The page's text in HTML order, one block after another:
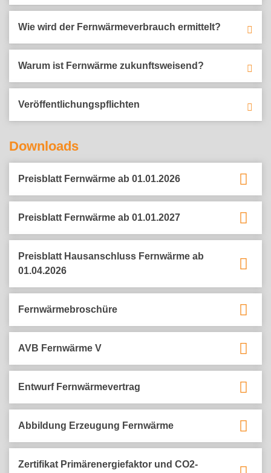
Wie wird der Fernwärmeverbrauch ermittelt?
Warum ist Fernwärme zukunftsweisend?
Veröffentlichungspflichten
Downloads
Preisblatt Fernwärme ab 01.01.2026
Preisblatt Fernwärme ab 01.01.2027
Preisblatt Hausanschluss Fernwärme ab
01.04.2026
Fernwärmebroschüre
AVB Fernwärme V
Entwurf Fernwärmevertrag
Abbildung Erzeugung Fernwärme
Zertifikat Primärenergiefaktor und CO2-